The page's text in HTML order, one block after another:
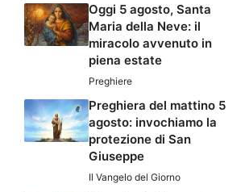
Oggi 5 agosto, Santa
Maria della Neve: il
miracolo avvenuto in
piena estate
Preghiere
Preghiera del mattino 5
agosto: invochiamo la
protezione di San
Giuseppe
Il Vangelo del Giorno